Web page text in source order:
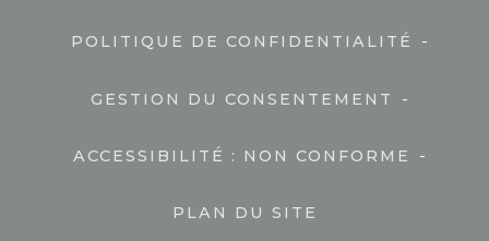
POLITIQUE DE CONFIDENTIALITÉ -
GESTION DU CONSENTEMENT -
ACCESSIBILITÉ : NON CONFORME -
PLAN DU SITE